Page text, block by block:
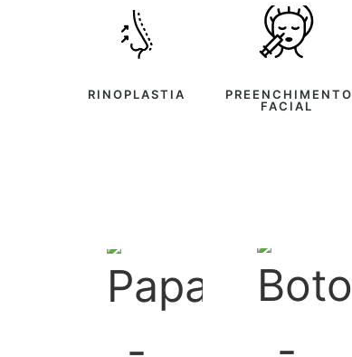
RINOPLASTIA
PREENCHIMENTO
FACIAL